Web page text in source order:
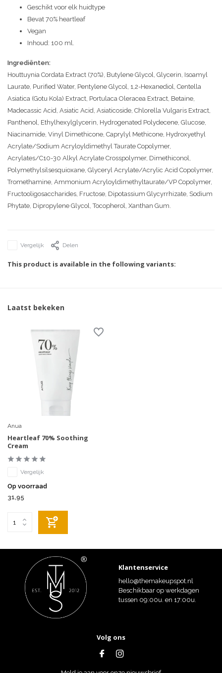
Geschikt voor elk huidtype
Bevat 70% heartleaf
Vegan
Inhoud: 100 ml.
Ingrediënten:
Houttuynia Cordata Extract (70%), Butylene Glycol, Glycerin, Isoamyl
Laurate, Purified Water, Pentylene Glycol, 1,2-Hexanediol, Centella
Asiatica (Gotu Kola) Extract, Portulaca Oleracea Extract, Betaine,
Madecassic Acid, Asiatic Acid, Asiaticoside, Chlorella Vulgaris Extract,
Panthenol, Ethylhexylglycerin, Hydrogenated Polydecene, Glucose,
Niacinamide, Vinyl Dimethicone, Caprylyl Methicone, Hydroxyethyl
Acrylate/Sodium Acryloyldimethyl Taurate Copolymer,
Acrylates/C10-30 Alkyl Acrylate Crosspolymer, Dimethiconol,
Polymethylsilsesquioxane, Glyceryl Acrylate/Acrylic Acid Copolymer,
Tromethamine, Ammonium Acryloyldimethyltaurate/VP Copolymer,
Fructooligosaccharides, Fructose, Dipotassium Glycyrrhizate, Sodium
Phytate, Dipropylene Glycol, Tocopherol, Xanthan Gum.
Vergelijk Delen
This product is available in the following variants:
Laatst bekeken
Anua
Heartleaf 70% Soothing
Cream
Vergelijk
Op voorraad
31,95
Klantenservice
hello@themakeupspot.nl
Beschikbaar op werkdagen
tussen 09:00u. en 17:00u.
Volg ons